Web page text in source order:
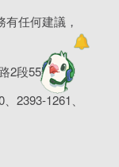
任何建議，
2段55號
2393-1261、